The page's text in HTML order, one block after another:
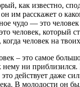
как известно,
им расскажет о
чудо — это
человек, который
человек на
– это самое
ни
действует даже
В молодости он